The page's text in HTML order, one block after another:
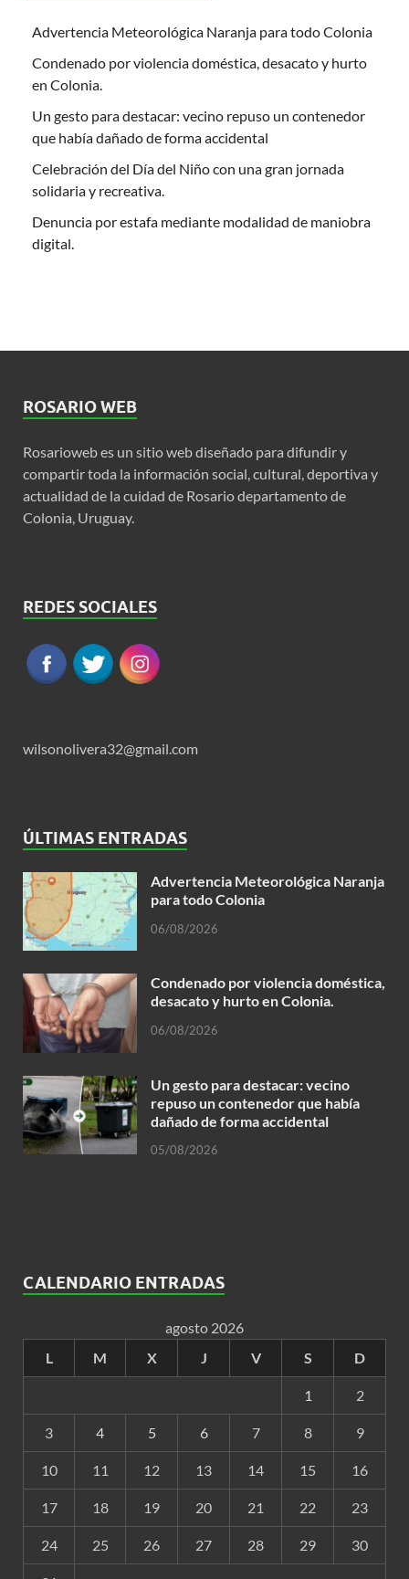
Advertencia Meteorológica Naranja para todo Colonia
Condenado por violencia doméstica, desacato y hurto
en Colonia.
Un gesto para destacar: vecino repuso un contenedor
que había dañado de forma accidental
Celebración del Día del Niño con una gran jornada
solidaria y recreativa.
Denuncia por estafa mediante modalidad de maniobra
digital.
ROSARIO WEB
Rosarioweb es un sitio web diseñado para difundir y
compartir toda la información social, cultural, deportiva y
actualidad de la cuidad de Rosario departamento de
Colonia, Uruguay.
REDES SOCIALES
wilsonolivera32@gmail.com
ÚLTIMAS ENTRADAS
Advertencia Meteorológica Naranja
para todo Colonia
06/08/2026
Condenado por violencia doméstica,
desacato y hurto en Colonia.
06/08/2026
Un gesto para destacar: vecino
repuso un contenedor que había
dañado de forma accidental
05/08/2026
CALENDARIO ENTRADAS
agosto 2026
L
M X J V S D
1 2
3 4 5 6 7 8 9
10 11 12 13 14 15 16
17 18 19 20 21 22 23
24 25 26 27 28 29 30